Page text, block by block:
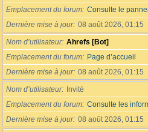
Emplacement du forum Consulte le
Dernière mise à jour 08 août 2026, 01:15
Nom d’utilisateur Ahrefs [Bot]
Emplacement du forum
Page d’accueil
Dernière mise à jour 08 août 2026, 01:15
Nom d’utilisateur
Invité
Emplacement du forum Consulte les
Dernière mise à jour 08 août 2026, 01:15